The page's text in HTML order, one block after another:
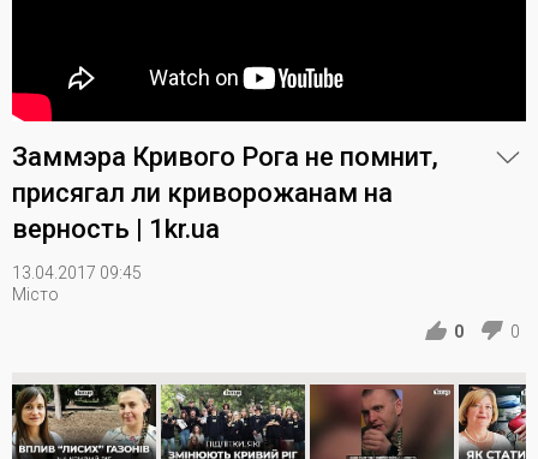
Заммэра Кривого Рога не помнит,
присягал ли криворожанам на
верность | 1kr.ua
13.04.2017 09:45
Місто
0
0